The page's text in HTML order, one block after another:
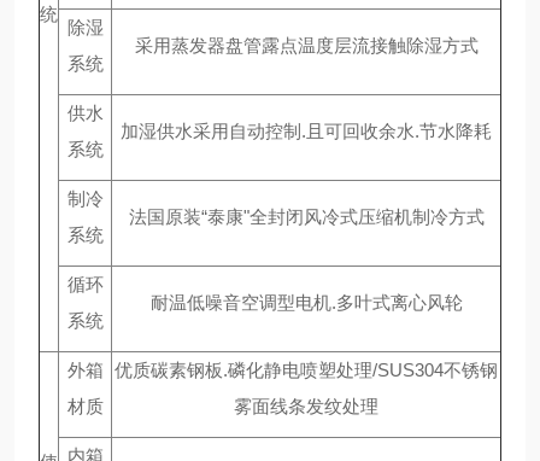
统
除湿
系统
采用蒸发器盘管露点温度层流接触除湿方式
供水
系统
加湿供水采用自动控制.且可回收余水.节水降耗
制冷
系统
法国原装“泰康"全封闭风冷式压缩机制冷方式
循环
系统
耐温低噪音空调型电机.多叶式离心风轮
外箱
材质
优质碳素钢板.磷化静电喷塑处理/SUS304不锈钢
雾面线条发纹处理
内箱